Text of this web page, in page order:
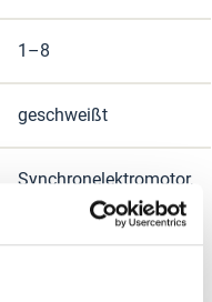
1–8
geschweißt
Synchronelektromotor,
Asynchronelektromotor,